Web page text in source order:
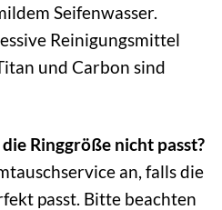
Seifenwasser.
Reinigungsmittel
und Carbon sind
Ringgröße nicht passt?
an, falls die
passt. Bitte beachten